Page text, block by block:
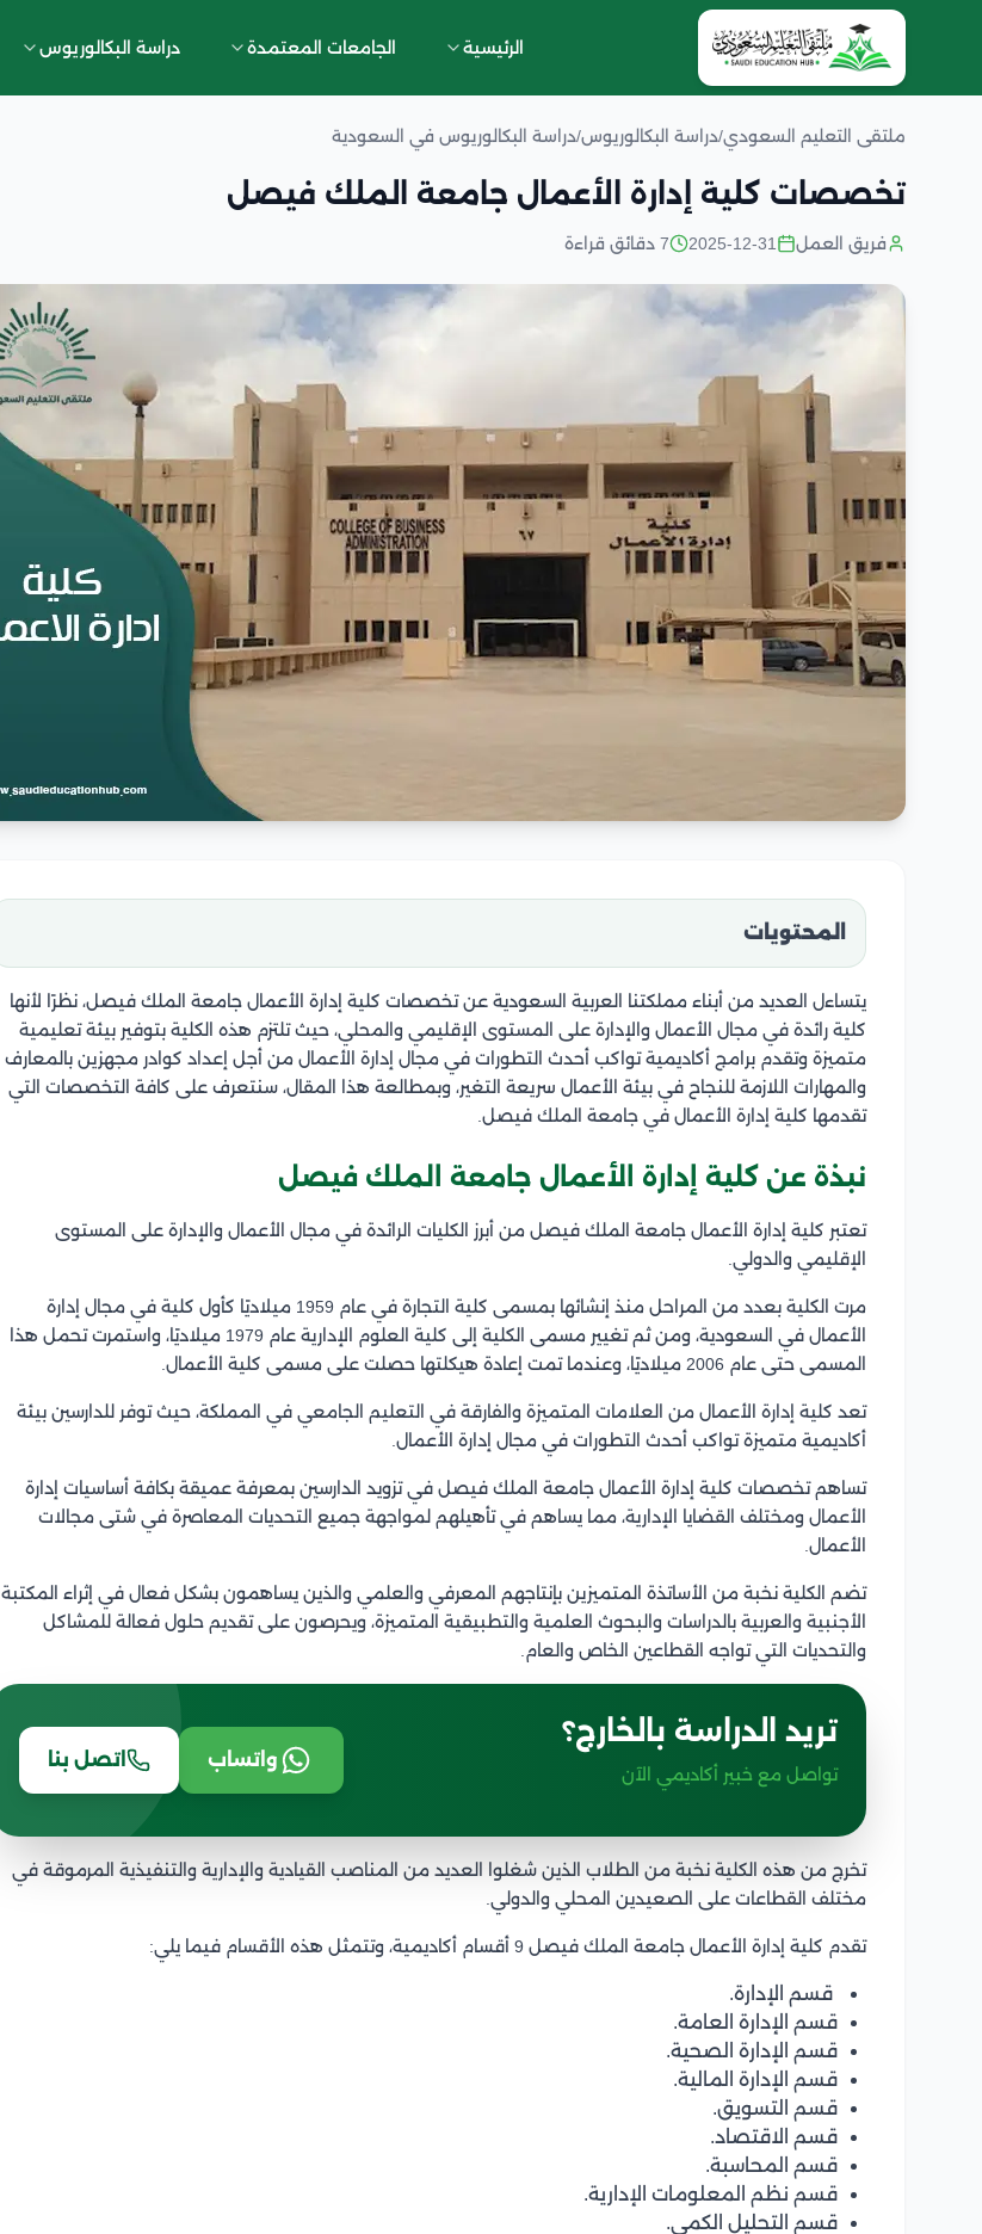
الرئيسية الجامعات المعتمدة دراسة البكالوريوس
ملتقى التعليم السعودي/دراسة البكالوريوس/دراسة البكالوريوس في السعودية
تخصصات كلية إدارة الأعمال جامعة الملك فيصل
فريق العمل 2025-12-31 7 دقائق قراءة
المحتويات
يتساءل العديد من أبناء مملكتنا العربية السعودية عن تخصصات كلية إدارة الأعمال جامعة الملك فيصل، نظرًا لأنها
كلية رائدة في مجال الأعمال والإدارة على المستوى الإقليمي والمحلي، حيث تلتزم هذه الكلية بتوفير بيئة تعليمية
متميزة وتقدم برامج أكاديمية تواكب أحدث التطورات في مجال إدارة الأعمال من أجل إعداد كوادر مجهزين بالمعارف
والمهارات اللازمة للنجاح في بيئة الأعمال سريعة التغير، وبمطالعة هذا المقال، سنتعرف على كافة التخصصات التي
تقدمها كلية إدارة الأعمال في جامعة الملك فيصل.
نبذة عن كلية إدارة الأعمال جامعة الملك فيصل
تعتبر كلية إدارة الأعمال جامعة الملك فيصل من أبرز الكليات الرائدة في مجال الأعمال والإدارة على المستوى
الإقليمي والدولي.
مرت الكلية بعدد من المراحل منذ إنشائها بمسمى كلية التجارة في عام 1959 ميلاديًا كأول كلية في مجال إدارة
الأعمال في السعودية، ومن ثم تغيير مسمى الكلية إلى كلية العلوم الإدارية عام 1979 ميلاديًا، واستمرت تحمل هذا
المسمى حتى عام 2006 ميلاديًا، وعندما تمت إعادة هيكلتها حصلت على مسمى كلية الأعمال.
تعد كلية إدارة الأعمال من العلامات المتميزة والفارقة في التعليم الجامعي في المملكة، حيث توفر للدارسين بيئة
أكاديمية متميزة تواكب أحدث التطورات في مجال إدارة الأعمال.
تساهم تخصصات كلية إدارة الأعمال جامعة الملك فيصل في تزويد الدارسين بمعرفة عميقة بكافة أساسيات إدارة
الأعمال ومختلف القضايا الإدارية، مما يساهم في تأهيلهم لمواجهة جميع التحديات المعاصرة في شتى مجالات
الأعمال.
تضم الكلية نخبة من الأساتذة المتميزين بإنتاجهم المعرفي والعلمي والذين يساهمون بشكل فعال في إثراء المكتبة
الأجنبية والعربية بالدراسات والبحوث العلمية والتطبيقية المتميزة، ويحرصون على تقديم حلول فعالة للمشاكل
والتحديات التي تواجه القطاعين الخاص والعام.
تريد الدراسة بالخارج؟
تواصل مع خبير أكاديمي الآن
واتساب اتصل بنا
تخرج من هذه الكلية نخبة من الطلاب الذين شغلوا العديد من المناصب القيادية والإدارية والتنفيذية المرموقة في
مختلف القطاعات على الصعيدين المحلي والدولي.
تقدم كلية إدارة الأعمال جامعة الملك فيصل 9 أقسام أكاديمية، وتتمثل هذه الأقسام فيما يلي:
قسم الإدارة.
قسم الإدارة العامة.
قسم الإدارة الصحية.
قسم الإدارة المالية.
قسم التسويق.
قسم الاقتصاد.
قسم المحاسبة.
قسم نظم المعلومات الإدارية.
قسم التحليل الكمي.